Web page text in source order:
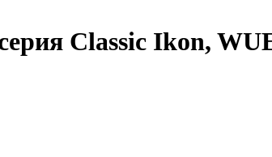
Classic Ikon,